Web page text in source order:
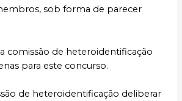
sob forma de parecer
comissão de heteroidentificação
para este concurso.
de heteroidentificação deliberar